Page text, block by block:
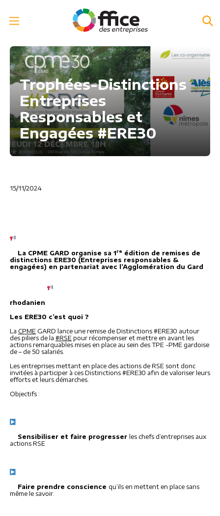
Trophées-Distinctions
Entreprises
Responsables et
Engagées #ERE30
15/11/2024
La CPME GARD organise sa 1re édition de remises de
distinctions ERE30 (Entreprises responsables &
engagées) en partenariat avec l’Agglomération du Gard
rhodanien
Les ERE30 c’est quoi ?
La CPME GARD lance une remise de Distinctions #ERE30 autour
des piliers de la #RSEpour récompenser et mettre en avant les
actions remarquables mises en place au sein des TPE -PME gardoise
de – de 50 salariés.
Les entreprises mettant en place des actions de RSE sont donc
invitées à participer à ces Distinctions #ERE30 afin de valoriser leurs
efforts et leurs démarches.
Objectifs :
Sensibiliser et faire progresserles chefs d’entreprises aux
actions RSE
Faire prendre conscience qu’ils en mettent en place sans
même le savoir.